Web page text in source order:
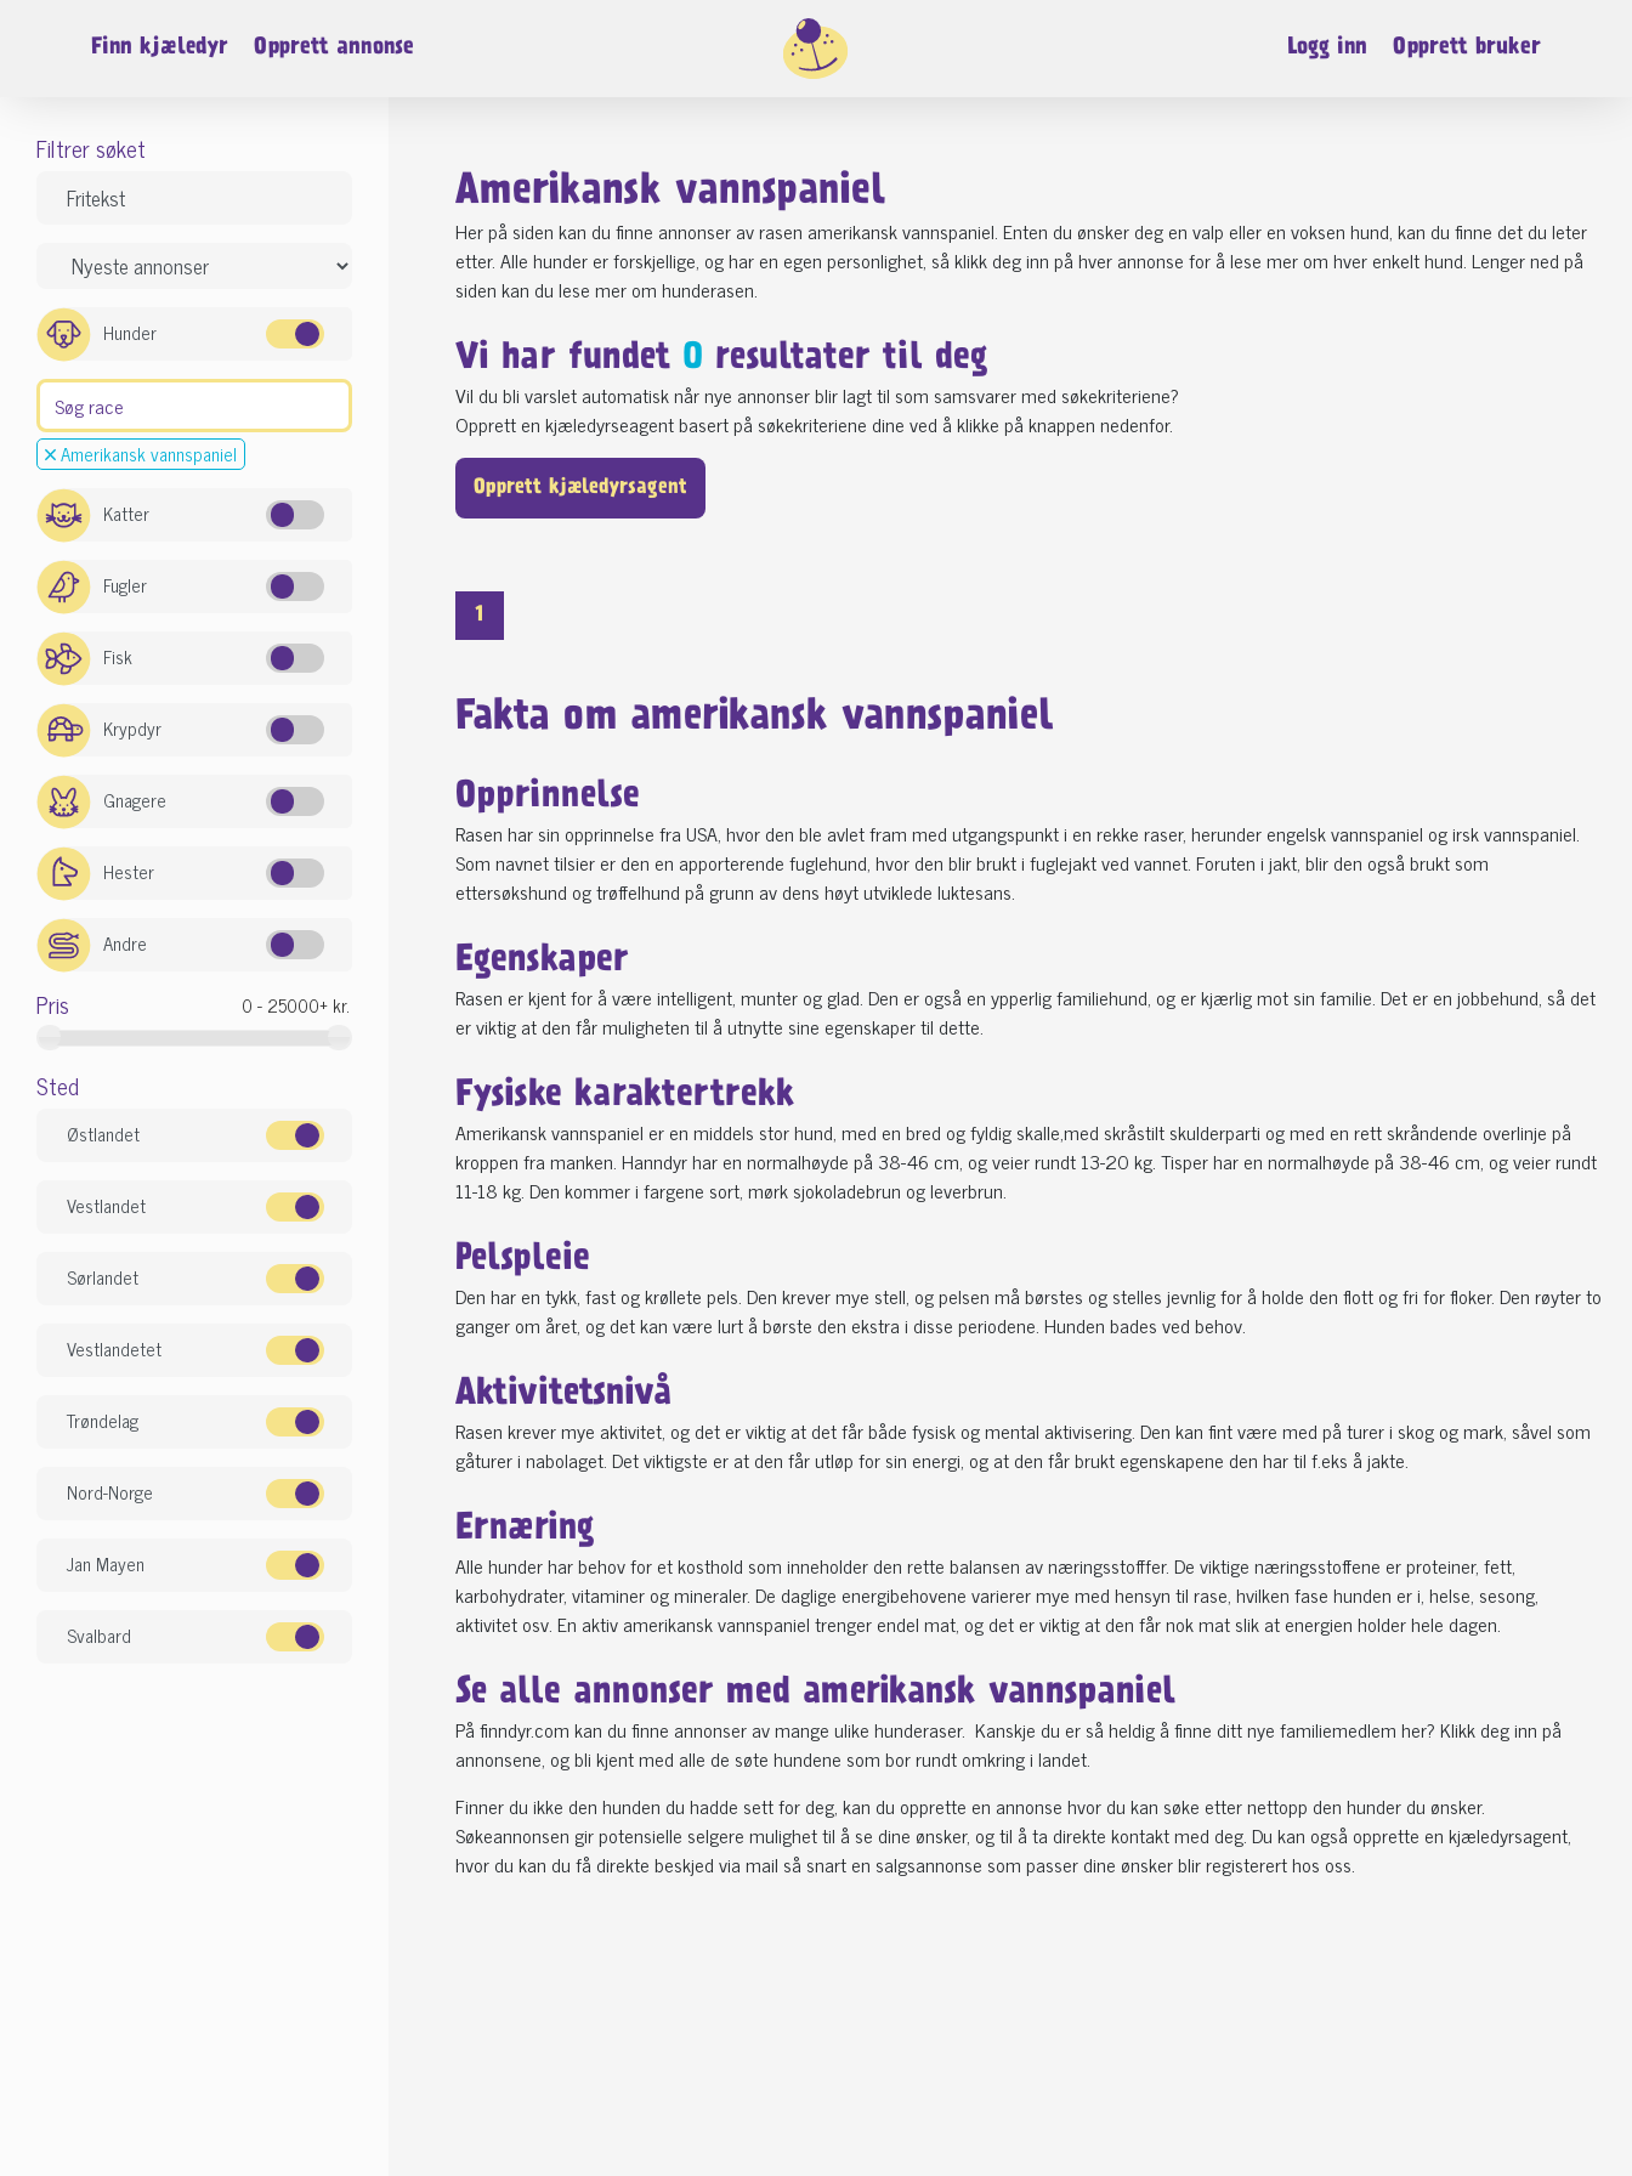
Logg inn Opprett bruker
Finn kjæledyr Opprett annonse
Filtrer søket
Hunder
Amerikansk vannspaniel
Katter
Fugler
Fisk
Krypdyr
Gnagere
Hester
Andre
Pris
Sted
Østlandet
Vestlandet
Sørlandet
Vestlandetet
Trøndelag
Nord-Norge
Jan Mayen
Svalbard
Amerikansk vannspaniel
Her på siden kan du finne annonser av rasen amerikansk vannspaniel. Enten du ønsker deg en valp eller en voksen hund, kan du finne det du leter
etter. Alle hunder er forskjellige, og har en egen personlighet, så klikk deg inn på hver annonse for å lese mer om hver enkelt hund. Lenger ned på
siden kan du lese mer om hunderasen.
Vi har fundet 0 resultater til deg
Vil du bli varslet automatisk når nye annonser blir lagt til som samsvarer med søkekriteriene?
Opprett en kjæledyrseagent basert på søkekriteriene dine ved å klikke på knappen nedenfor.
Opprett kjæledyrsagent
1
Fakta om amerikansk vannspaniel
Opprinnelse
Rasen har sin opprinnelse fra USA, hvor den ble avlet fram med utgangspunkt i en rekke raser, herunder engelsk vannspaniel og irsk vannspaniel.
Som navnet tilsier er den en apporterende fuglehund, hvor den blir brukt i fuglejakt ved vannet. Foruten i jakt, blir den også brukt som
ettersøkshund og trøffelhund på grunn av dens høyt utviklede luktesans.
Egenskaper
Rasen er kjent for å være intelligent, munter og glad. Den er også en ypperlig familiehund, og er kjærlig mot sin familie. Det er en jobbehund, så det
er viktig at den får muligheten til å utnytte sine egenskaper til dette.
Fysiske karaktertrekk
Amerikansk vannspaniel er en middels stor hund, med en bred og fyldig skalle,med skråstilt skulderparti og med en rett skråndende overlinje på
kroppen fra manken. Hanndyr har en normalhøyde på 38-46 cm, og veier rundt 13-20 kg. Tisper har en normalhøyde på 38-46 cm, og veier rundt
11-18 kg. Den kommer i fargene sort, mørk sjokoladebrun og leverbrun.
Pelspleie
Den har en tykk, fast og krøllete pels. Den krever mye stell, og pelsen må børstes og stelles jevnlig for å holde den flott og fri for floker. Den røyter to
ganger om året, og det kan være lurt å børste den ekstra i disse periodene. Hunden bades ved behov.
Aktivitetsnivå
Rasen krever mye aktivitet, og det er viktig at det får både fysisk og mental aktivisering. Den kan fint være med på turer i skog og mark, såvel som
gåturer i nabolaget. Det viktigste er at den får utløp for sin energi, og at den får brukt egenskapene den har til f.eks å jakte.
Ernæring
Alle hunder har behov for et kosthold som inneholder den rette balansen av næringsstofffer. De viktige næringsstoffene er proteiner, fett,
karbohydrater, vitaminer og mineraler. De daglige energibehovene varierer mye med hensyn til rase, hvilken fase hunden er i, helse, sesong,
aktivitet osv. En aktiv amerikansk vannspaniel trenger endel mat, og det er viktig at den får nok mat slik at energien holder hele dagen.
Se alle annonser med amerikansk vannspaniel
På finndyr.com kan du finne annonser av mange ulike hunderaser. Kanskje du er så heldig å finne ditt nye familiemedlem her? Klikk deg inn på
annonsene, og bli kjent med alle de søte hundene som bor rundt omkring i landet.
Finner du ikke den hunden du hadde sett for deg, kan du opprette en annonse hvor du kan søke etter nettopp den hunder du ønsker.
Søkeannonsen gir potensielle selgere mulighet til å se dine ønsker, og til å ta direkte kontakt med deg. Du kan også opprette en kjæledyrsagent,
hvor du kan du få direkte beskjed via mail så snart en salgsannonse som passer dine ønsker blir registerert hos oss.